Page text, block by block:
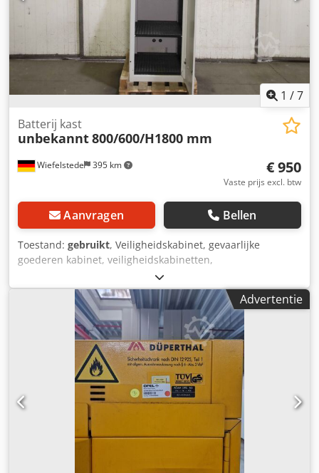
1 /7
Wiefelstede 395 km
Batterij kast
unbekannt800/600/H1800 mm
€ 950
Vaste prijs excl. btw
Aanvragen Bellen
Toestand: gebruikt, Veiligheidskabinet, gevaarlijke
goederen kabinet, veiligheidskabinetten,
gereedschapskabinet, staalkabinet, werkplaatskabinet,
elektronicakabinet, batterijkabinet -batterijkast: 4 grenzen,
met rookmelder -Breedte: 600 mm -diepte: 800 mm -
Hoogte: 1800 mm -Transport gewicht: 170 kg Csdpfx Aoh E
Advertentie